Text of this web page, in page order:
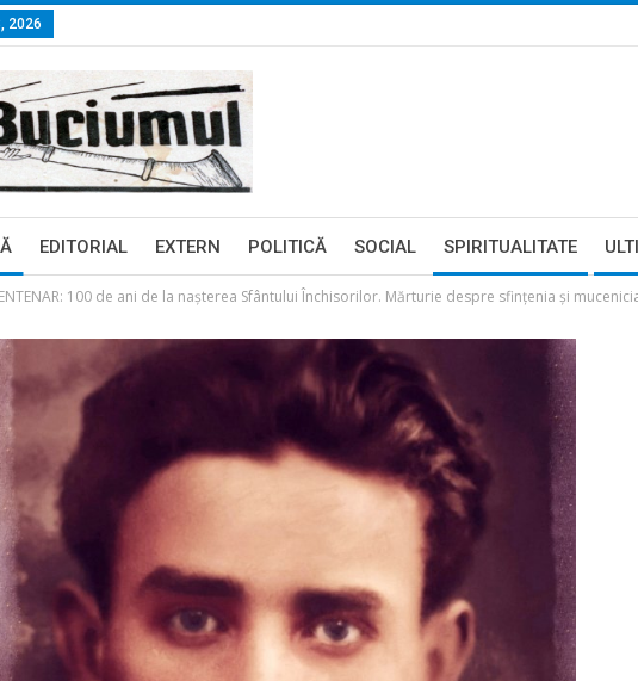
2026
EDITORIAL EXTERN POLITICĂ SOCIAL SPIRITUALITATE
100 de ani de la nașterea Sfântului Închisorilor. Mărturie despre sfințenia și